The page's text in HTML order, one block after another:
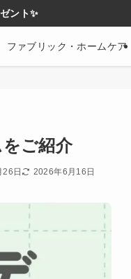
ント✨
ファブリック・ホームケア
ご紹介
26日 2026年6月16日